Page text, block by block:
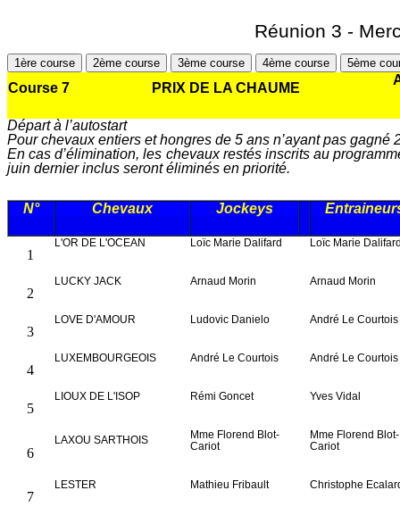
Réunion 3 -
1ère course 2ème course 3ème course 4ème course 5ème
Course 7 PRIX DE LA CHAUME
Départ à l’autostart
Pour chevaux entiers et hongres de 5 ans n’ayant pas gagné
En cas d’élimination, les chevaux restés inscrits au
juin dernier inclus seront éliminés en priorité.
N° Chevaux Jockeys
1
L'OR DE L'OCEAN Loïc Marie Dalifard Loïc Marie
2
LUCKY JACK Arnaud Morin Arnaud Morin
3
LOVE D'AMOUR Ludovic Danielo André Le Courtois
4
LUXEMBOURGEOIS André Le Courtois André Le Courtois
5
LIOUX DE L'ISOP Rémi Goncet Yves Vidal
6
LAXOU SARTHOIS
Mme Florend Blot-
Cariot
Mme Florend Blot-
Cariot
7
LESTER Mathieu Fribault Christophe